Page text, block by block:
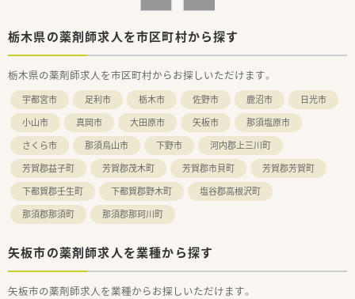
■クリニックの開業支援事業を行うなど、調剤業務に留まらない
多角的な事業展開が強みです。
新規事業にも積極的に挑戦しています。
【こんな方が活躍中】
■ラウンダーから扶養内で働くパートの方まで、多様な働き方を
選ぶスタッフが多数在籍しています。
■それぞれの特性や得意分野を活かしながら、一人ひとりが個性
を発揮して生き生きと働く職場です。
■産休や育休から復帰したスタッフも多く、お互いの状況を理解
し協力し合う風土が根付いています。
栃木県の薬剤師求人を市区町村から探す
栃木県の薬剤師求人を市区町村からお探しいただけます。
宇都宮市 足利市 栃木市 佐野市 鹿沼市
日光市
小山市
真岡市 大田原市 矢板市
那須塩原市
さくら市
那須烏山市 下野市
河内郡上三川町
芳賀郡益子町
芳賀郡茂木町 芳賀郡市貝町
芳賀郡芳賀町
下都賀郡壬生町
下都賀郡野木町
塩谷郡高根沢町
那須郡那須町
那須郡那珂川町
矢板市の薬剤師求人を業種から探す
矢板市の薬剤師求人を業種からお探しいただけます。